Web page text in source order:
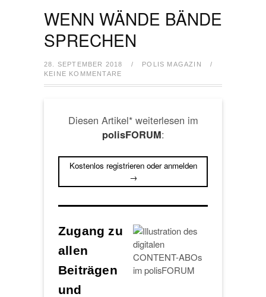
WENN WÄNDE BÄNDE
SPRECHEN
28. SEPTEMBER 2018 / POLIS MAGAZIN
/
KEINE KOMMENTARE
Diesen Artikel* weiterlesen im
polisFORUM:
Kostenlos registrieren oder anmelden
→
Zugang zu
allen
Beiträgen
und